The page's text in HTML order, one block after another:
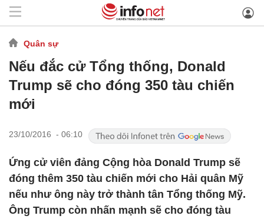
Quân sự
Nếu đắc cử Tổng thống, Donald
Trump sẽ cho đóng 350 tàu chiến
mới
23/10/2016 - 06:10
Ứng cử viên đảng Cộng hòa Donald Trump sẽ
đóng thêm 350 tàu chiến mới cho Hải quân Mỹ
nếu như ông này trở thành tân Tổng thống Mỹ.
Ông Trump còn nhấn mạnh sẽ cho đóng tàu